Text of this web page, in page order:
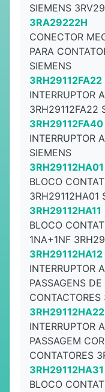
SIEMENS
3RA29222H
CONECTOR
PARA
SIEMENS
3RH29112FA22
INTERRUPTOR
3RH29112FA22
3RH29112FA40
INTERRUPTOR
SIEMENS
3RH29112HA01
BLOCO
3RH29112HA01
3RH29112HA11
BLOCO
1NA+1NF
3RH29112HA12
INTERRUPTOR
PASSAGENS
3RH29112HA22
INTERRUPTOR
PASSAGEM
CONTATORES
3RH29112HA31
BLOCO